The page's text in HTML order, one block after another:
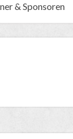
& Sponsoren